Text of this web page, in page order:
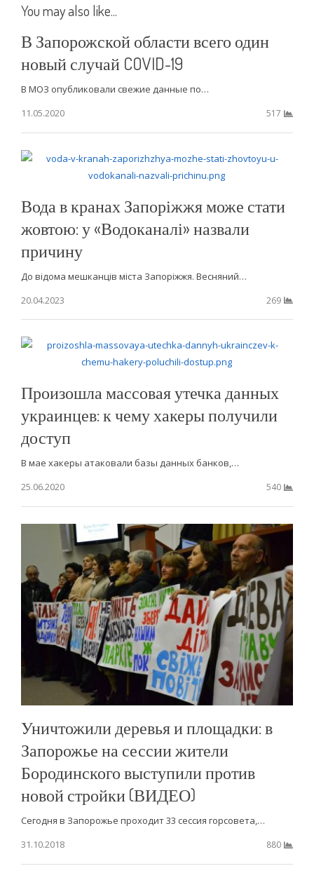
You may also like...
В Запорожской области всего один
новый случай COVID-19
В МОЗ опубликовали свежие данные по…
11.05.2020
517
Вода в кранах Запоріжжя може стати
жовтою: у «Водоканалі» назвали
причину
До відома мешканців міста Запоріжжя. ​Весняний…
20.04.2023
269
Произошла массовая утечка данных
украинцев: к чему хакеры получили
доступ
В мае хакеры атаковали базы данных банков,…
25.06.2020
540
Уничтожили деревья и площадки: в
Запорожье на сессии жители
Бородинского выступили против
новой стройки (ВИДЕО)
Сегодня в Запорожье проходит 33 сессия горсовета,…
31.10.2018
880